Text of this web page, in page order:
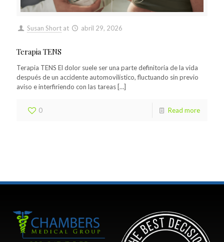
Susan Short at abril 29, 2026
Terapia TENS
Terapia TENS El dolor suele ser una parte definitoria de la vida
después de un accidente automovilístico, fluctuando sin previo
aviso e interfiriendo con las tareas […]
0 Read more